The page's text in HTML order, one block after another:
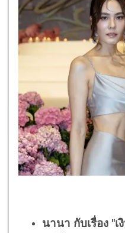
นานา กับเรื่อง "